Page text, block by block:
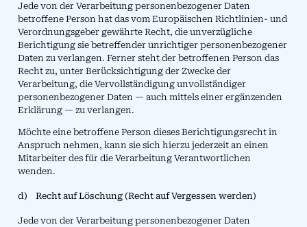
Jede von der Verarbeitung personenbezogener Daten
betroffene Person hat das vom Europäischen Richtlinien- und
Verordnungsgeber gewährte Recht, die unverzügliche
Berichtigung sie betreffender unrichtiger personenbezogener
Daten zu verlangen. Ferner steht der betroffenen Person das
Recht zu, unter Berücksichtigung der Zwecke der
Verarbeitung, die Vervollständigung unvollständiger
personenbezogener Daten — auch mittels einer ergänzenden
Erklärung — zu verlangen.
Möchte eine betroffene Person dieses Berichtigungsrecht in
Anspruch nehmen, kann sie sich hierzu jederzeit an einen
Mitarbeiter des für die Verarbeitung Verantwortlichen
wenden.
d) Recht auf Löschung (Recht auf Vergessen werden)
Jede von der Verarbeitung personenbezogener Daten